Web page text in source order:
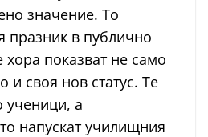
значение. То
в публично
показват не само
и своя нов статус. Те
ученици, а
напускат училищния